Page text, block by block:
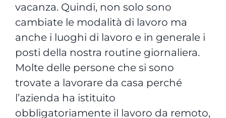
vacanza. Quindi, non solo sono
cambiate le modalità di lavoro ma
anche i luoghi di lavoro e in generale i
posti della nostra routine giornaliera.
Molte delle persone che si sono
trovate a lavorare da casa perché
l’azienda ha istituito
obbligatoriamente il lavoro da remoto,